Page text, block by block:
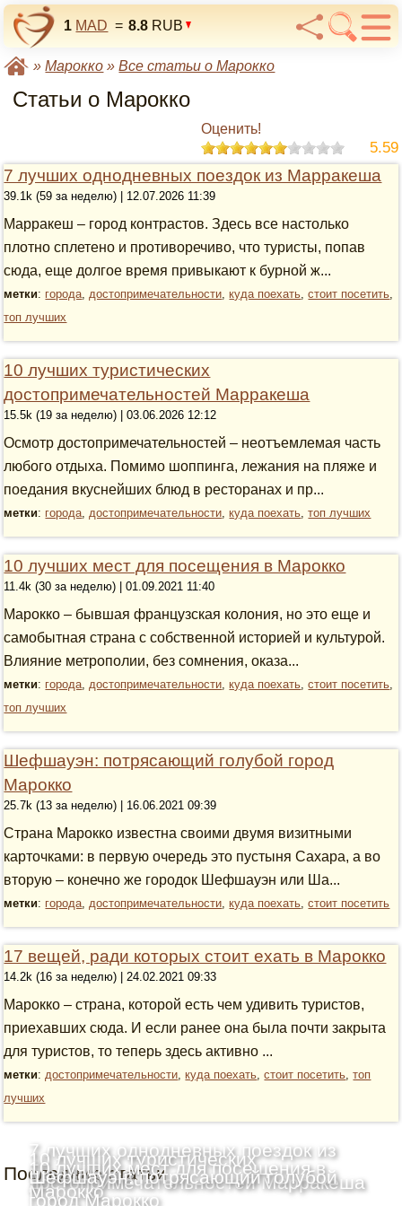
1 MAD = 8.8 RUB
»Марокко »Все статьи о Марокко
Статьи о Марокко
Оценить!
5.59
7 лучших однодневных поездок из Марракеша
39.1k (59 за неделю) | 12.07.2026 11:39
Марракеш – город контрастов. Здесь все настолько
плотно сплетено и противоречиво, что туристы, попав
сюда, еще долгое время привыкают к бурной ж...
метки: города,достопримечательности,куда поехать,стоит посетить,
топ лучших
10 лучших туристических
достопримечательностей Марракеша
15.5k (19 за неделю) | 03.06.2026 12:12
Осмотр достопримечательностей – неотъемлемая часть
любого отдыха. Помимо шоппинга, лежания на пляже и
поедания вкуснейших блюд в ресторанах и пр...
метки: города,достопримечательности,куда поехать,топ лучших
10 лучших мест для посещения в Марокко
11.4k (30 за неделю) | 01.09.2021 11:40
Марокко – бывшая французская колония, но это еще и
самобытная страна с собственной историей и культурой.
Влияние метрополии, без сомнения, оказа...
метки: города,достопримечательности,куда поехать,стоит посетить,
топ лучших
Шефшауэн: потрясающий голубой город
Марокко
25.7k (13 за неделю) | 16.06.2021 09:39
Страна Марокко известна своими двумя визитными
карточками: в первую очередь это пустыня Сахара, а во
вторую – конечно же городок Шефшауэн или Ша...
метки: города,достопримечательности,куда поехать,стоит посетить
17 вещей, ради которых стоит ехать в Марокко
14.2k (16 за неделю) | 24.02.2021 09:33
Марокко – страна, которой есть чем удивить туристов,
приехавших сюда. И если ранее она была почти закрыта
для туристов, то теперь здесь активно ...
метки:достопримечательности,куда поехать,стоит посетить,топ
лучших
Последние статьи
7 лучших однодневных поездок из
Марракеша
10 лучших туристических
достопримечательностей Марракеша
10 лучших мест для посещения в
Марокко
Шефшауэн: потрясающий голубой
город Марокко